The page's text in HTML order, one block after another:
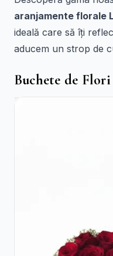
aranjamente florale
ideală care să îți
aducem un strop de
Buchete de